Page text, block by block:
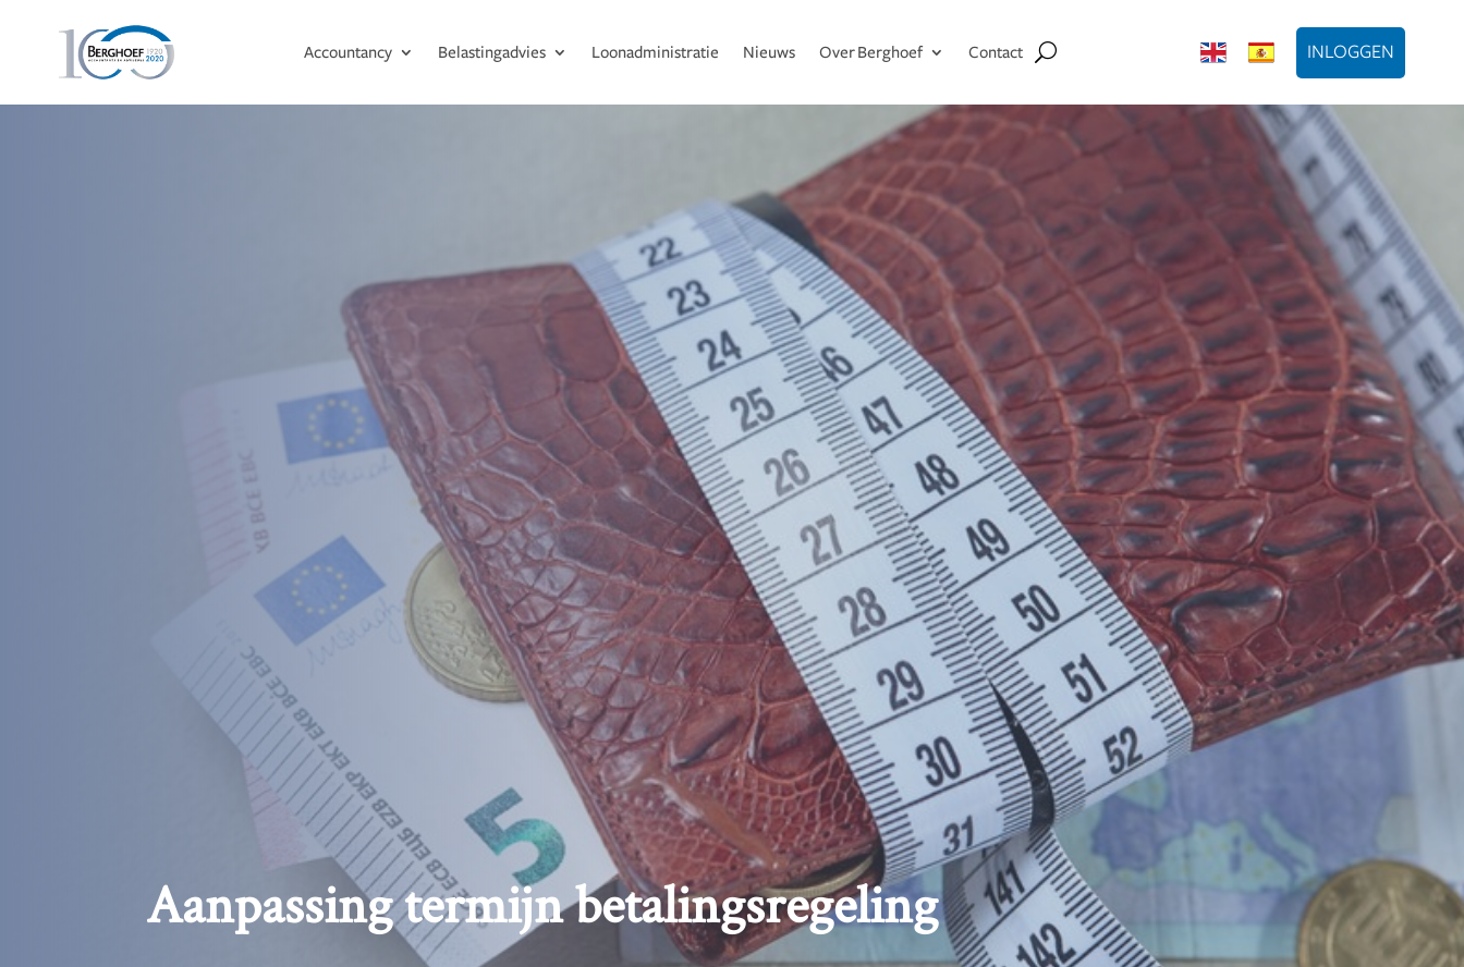
Accountancy Belastingadvies Loonadministratie Nieuws Over Berghoef Contact INLOGGEN
Aanpassing termijn betalingsregeling